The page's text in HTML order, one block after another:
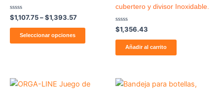
Valorado
con
0
$1,107.75–$1,393.57
Seleccionar opciones
elegir
producto
cubertero y divisor Inoxidable.
Valorado
con
0
$1,356.43
Añadir al carrito